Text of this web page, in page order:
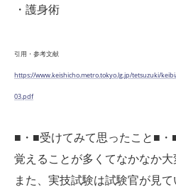
・護身術
引用・参考文献
https://www.keishicho.metro.tokyo.lg.jp/tetsuzuki/
03.pdf
■・■受けてみて思ったこと■・
覚えることが多くてなかなか
また、実技試験は試験官が見